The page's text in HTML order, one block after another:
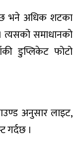
छ भने अधिक शटका
समाधानको
डुप्लिकेट फोटो
अनुसार लाइट,
।